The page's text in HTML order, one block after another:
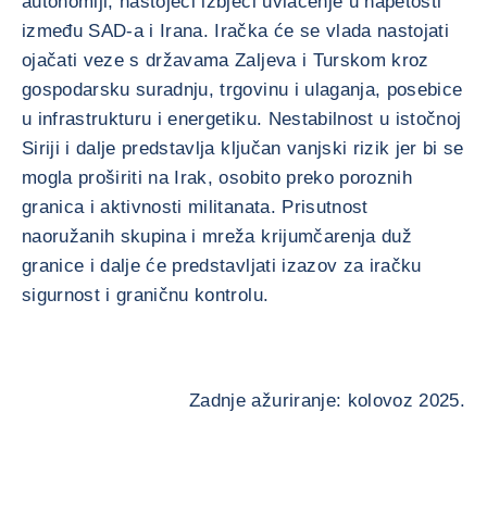
između SAD-a i Irana. Iračka će se vlada nastojati
ojačati veze s državama Zaljeva i Turskom kroz
gospodarsku suradnju, trgovinu i ulaganja, posebice
u infrastrukturu i energetiku. Nestabilnost u istočnoj
Siriji i dalje predstavlja ključan vanjski rizik jer bi se
mogla proširiti na Irak, osobito preko poroznih
granica i aktivnosti militanata. Prisutnost
naoružanih skupina i mreža krijumčarenja duž
granice i dalje će predstavljati izazov za iračku
sigurnost i graničnu kontrolu.
Zadnje ažuriranje: kolovoz 2025.